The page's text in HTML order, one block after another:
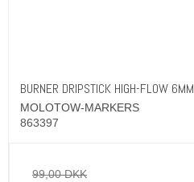
BURNER DRIPSTICK HIGH-FLOW 6MM
MOLOTOW-MARKERS
863397
99,00 DKK